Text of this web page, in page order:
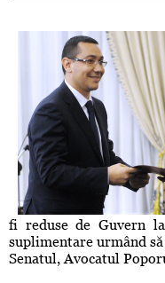
fi reduse de Guvern
suplimentare urmând
Senatul, Avocatul